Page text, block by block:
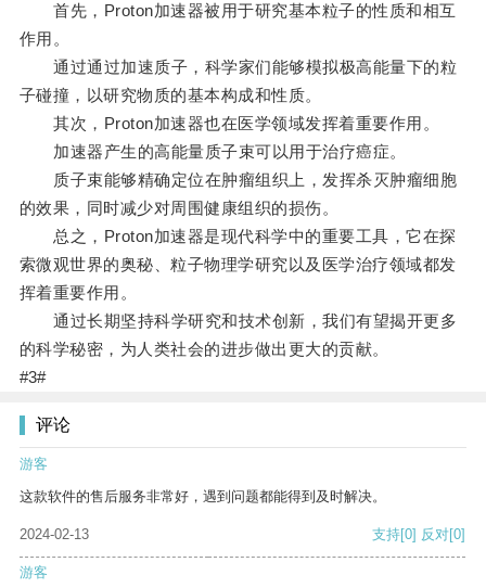
首先，Proton加速器被用于研究基本粒子的性质和相互
作用。
通过通过加速质子，科学家们能够模拟极高能量下的粒
子碰撞，以研究物质的基本构成和性质。
其次，Proton加速器也在医学领域发挥着重要作用。
加速器产生的高能量质子束可以用于治疗癌症。
质子束能够精确定位在肿瘤组织上，发挥杀灭肿瘤细胞
的效果，同时减少对周围健康组织的损伤。
总之，Proton加速器是现代科学中的重要工具，它在探
索微观世界的奥秘、粒子物理学研究以及医学治疗领域都发
挥着重要作用。
通过长期坚持科学研究和技术创新，我们有望揭开更多
的科学秘密，为人类社会的进步做出更大的贡献。
#3#
评论
游客
这款软件的售后服务非常好，遇到问题都能得到及时解决。
2024-02-13 支持[0] 反对[0]
游客